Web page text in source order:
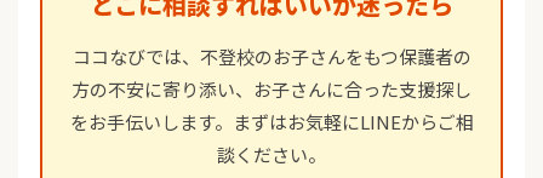
ココなびでは、不登校のお子さんをもつ保護者の
方の不安に寄り添い、お子さんに合った支援探し
をお手伝いします。まずはお気軽にLINEからご相
談ください。